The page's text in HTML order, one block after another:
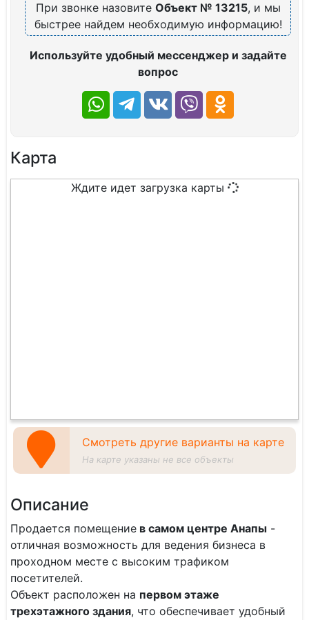
При звонке назовите Объект № 13215, и мы
быстрее найдем необходимую информацию!
Используйте удобный мессенджер и задайте
вопрос
Карта
Ждите идет загрузка карты
Смотреть другие варианты на карте
На карте указаны не все объекты
Описание
Продается помещение в самом центре Анапы -
отличная возможность для ведения бизнеса в
проходном месте с высоким трафиком
посетителей.
Объект расположен на первом этаже
трехэтажного здания, что обеспечивает удобный